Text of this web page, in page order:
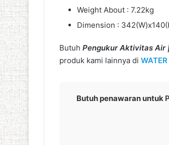
Weight About : 7.22kg
Dimension :
Butuh Pengukur Aktivitas
produk kami lainnya di
Butuh penawaran untuk